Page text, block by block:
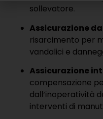
sollevatore.
Assicurazione
risarcimento per
vandalici e
Assicurazione
compensazione
dall’inoperatività
interventi di